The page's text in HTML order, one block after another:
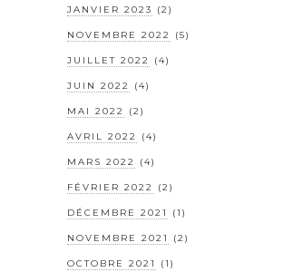
JANVIER 2023 (2)
NOVEMBRE 2022 (5)
JUILLET 2022 (4)
JUIN 2022 (4)
MAI 2022 (2)
AVRIL 2022 (4)
MARS 2022 (4)
FÉVRIER 2022 (2)
DÉCEMBRE 2021 (1)
NOVEMBRE 2021 (2)
OCTOBRE 2021 (1)